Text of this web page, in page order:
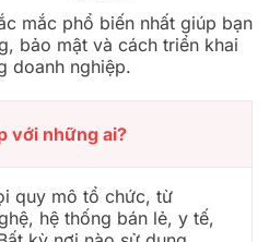
mắc phổ biến nhất giúp bạn
bảo mật và cách triển khai
doanh nghiệp.
với những ai?
quy mô tổ chức, từ
hệ thống bán lẻ, y tế,